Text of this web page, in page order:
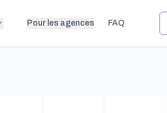
Pour les agences FAQ